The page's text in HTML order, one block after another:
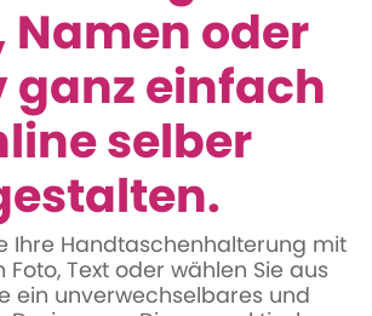
Namen oder
ganz einfach
selber
Ihre Handtaschenhalterung mit
Text oder wählen Sie aus
ein unverwechselbares und